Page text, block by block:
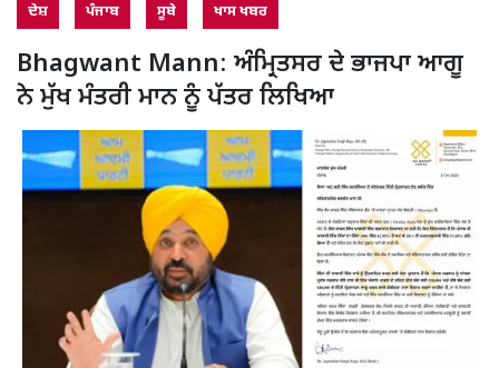
ਦੇਸ਼ ਪੰਜਾਬ ਸੂਬੇ ਖਾਸ ਖਬਰ
Bhagwant Mann: ਅੰਮ੍ਰਿਤਸਰ ਦੇ ਭਾਜਪਾ ਆਗੂ
ਨੇ ਮੁੱਖ ਮੰਤਰੀ ਮਾਨ ਨੂੰ ਪੱਤਰ ਲਿਖਿਆ